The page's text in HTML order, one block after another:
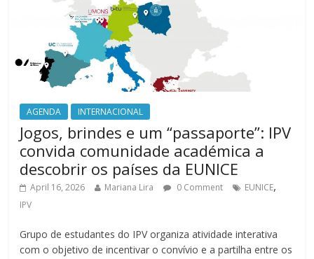
AGENDA INTERNACIONAL
Jogos, brindes e um “passaporte”: IPV
convida comunidade académica a
descobrir os países da EUNICE
April 16, 2026 Mariana Lira 0 Comment EUNICE,
IPV
Grupo de estudantes do IPV organiza atividade interativa
com o objetivo de incentivar o convívio e a partilha entre os